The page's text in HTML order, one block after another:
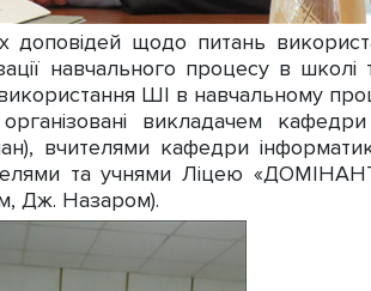
доповідей щодо питань
навчального процесу в
ШІ в навчальному
викладачем кафедри
вчителями кафедри
та учнями Ліцею
Дж. Назаром).